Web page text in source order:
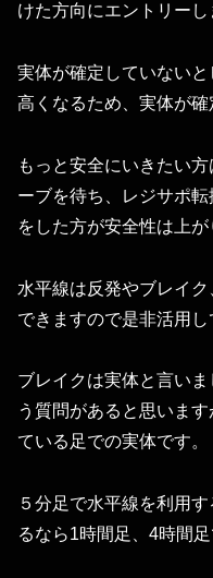
けた方向にエントリーし
実体が確定していない
高くなるため、実体が確
もっと安全にいきたい
ーブを待ち、レジサポ
をした方が安全性は上が
水平線は反発やブレイ
できますので是非活用し
ブレイクは実体と言い
う質問があると思いま
ている足での実体です。
５分足で水平線を利用
るなら1時間足、4時間